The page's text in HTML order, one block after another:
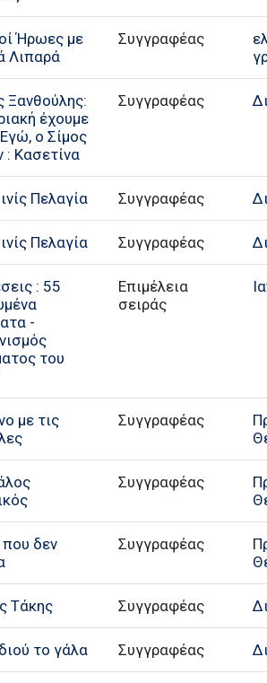
Ήρωες με
Λιπαρά
Συγγραφέας
Ξανθούλης:
έχουμε
ο Σίμος
: Κασετίνα
Συγγραφέας
Πελαγία Συγγραφέας
Πελαγία Συγγραφέας
: 55
-
του
Επιμέλεια
σειράς
με τις
Συγγραφέας
Συγγραφέας
δεν
Συγγραφέας
Τάκης Συγγραφέας
το γάλα Συγγραφέας